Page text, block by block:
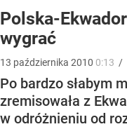
Polska-
wygrać
13 października 2010 0:13 /
Po bardzo słabym
zremisowała z
w odróżnieniu od